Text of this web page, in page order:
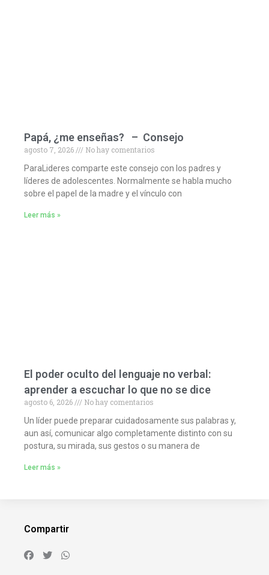
Papá, ¿me enseñas? – Consejo
agosto 7, 2026
No hay comentarios
ParaLideres comparte este consejo con los padres y
líderes de adolescentes. Normalmente se habla mucho
sobre el papel de la madre y el vínculo con
Leer más »
El poder oculto del lenguaje no verbal:
aprender a escuchar lo que no se dice
agosto 6, 2026
No hay comentarios
Un líder puede preparar cuidadosamente sus palabras y,
aun así, comunicar algo completamente distinto con su
postura, su mirada, sus gestos o su manera de
Leer más »
Compartir